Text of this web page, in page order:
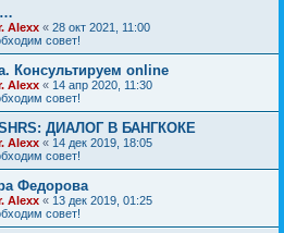
Alexx « 28 окт 2021, 11:00
совет!
Консультируем online
Alexx « 14 апр 2020, 11:30
совет!
ДИАЛОГ В БАНГКОКЕ
Alexx « 14 дек 2019, 18:05
совет!
Федорова
Alexx « 13 дек 2019, 01:25
совет!